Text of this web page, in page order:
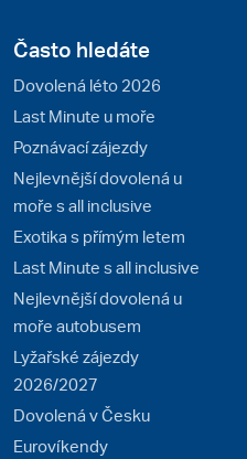
Často hledáte
Dovolená léto 2026
Last Minute u moře
Poznávací zájezdy
Nejlevnější dovolená u
moře s all inclusive
Exotika s přímým letem
Last Minute s all inclusive
Nejlevnější dovolená u
moře autobusem
Lyžařské zájezdy
2026/2027
Dovolená v Česku
Eurovíkendy